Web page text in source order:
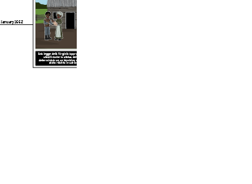
Una legge della Virginia approvata nel 1662
stabiliva che lo status della madre
determinava se un bambino nero sarebbe
stato ridotto in schiavitù.
January 1662